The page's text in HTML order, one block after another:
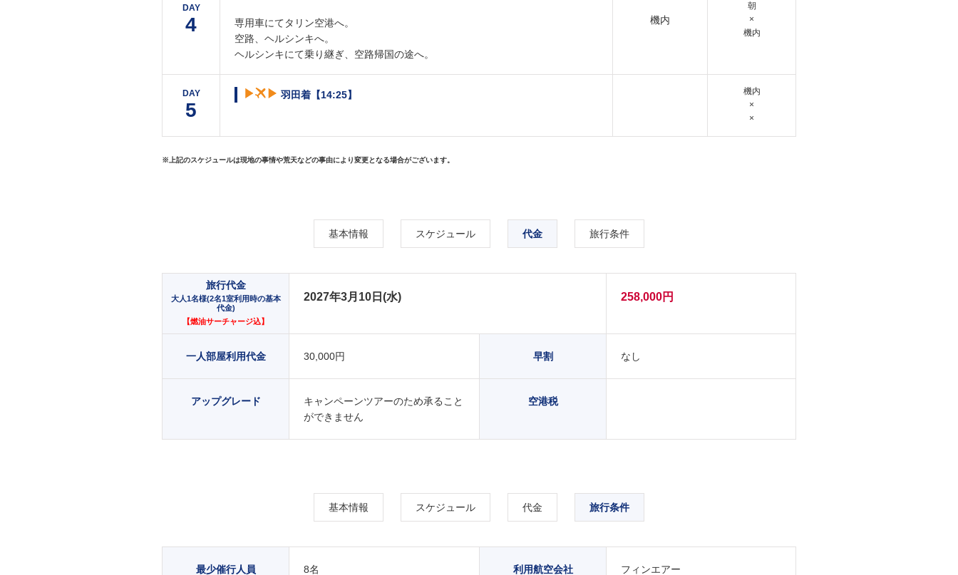
DAY
4
専用車にてタリン空港へ。
空路、ヘルシンキへ。
ヘルシンキにて乗り継ぎ、空路帰国の途へ。
機内
朝
×
機内
DAY
5
羽田着【14:25】
機内
×
×
※上記のスケジュールは現地の事情や荒天などの事由により変更となる場合がございます。
基本情報 スケジュール 代金 旅行条件
旅行代金
大人1名様(2名1室利用時の基本
代金)
【燃油サーチャージ込】
2027年3月10日(水) 258,000円
一人部屋利用代金 30,000円 早割 なし
アップグレード
キャンペーンツアーのため承ること
ができません
空港税
基本情報 スケジュール 代金 旅行条件
最少催行人員 8名 利用航空会社 フィンエアー